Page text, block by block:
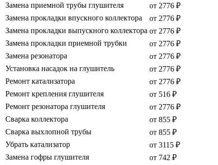
Замена приемной трубы глушителя
от 2776 ₽
Замена прокладки впускного коллектора
от 2776 ₽
Замена прокладки выпускного коллектора от 2776 ₽
Замена прокладки приемной трубки
от 2776 ₽
Замена резонатора
от 2776 ₽
Установка насадок на глушитель
от 2776 ₽
Ремонт катализатора
от 2776 ₽
Ремонт крепления глушителя
от 516 ₽
Ремонт резонатора глушителя
от 2776 ₽
Сварка коллектора
от 855 ₽
Сварка выхлопной трубы
от 855 ₽
Убрать катализатор
от 3115 ₽
Замена гофры глушителя
от 742 ₽